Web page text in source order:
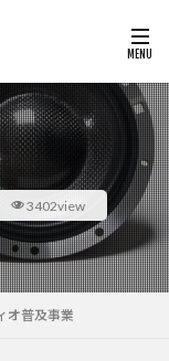
3402view
オ普及事業